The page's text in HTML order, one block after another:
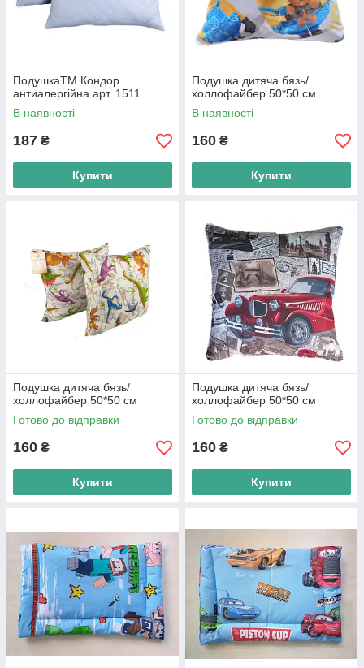
ПодушкаТМ Кондор
антиалергійна арт. 1511
В наявності
187 ₴
Купити
Подушка дитяча бязь/
холлофайбер 50*50 см
В наявності
160 ₴
Купити
Подушка дитяча бязь/
холлофайбер 50*50 см
Готово до відправки
160 ₴
Купити
Подушка дитяча бязь/
холлофайбер 50*50 см
Готово до відправки
160 ₴
Купити